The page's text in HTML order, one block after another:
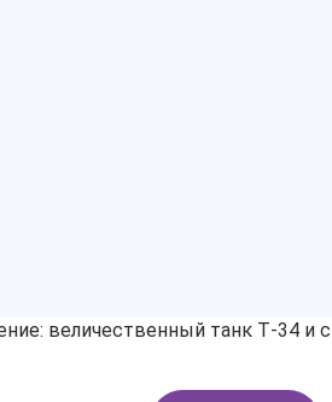
величественный танк Т‑34 и